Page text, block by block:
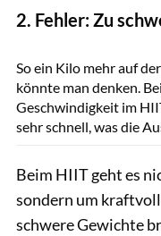
2. Fehler: Zu
So ein Kilo mehr auf
könnte man denken.
Geschwindigkeit im
sehr schnell, was die
Beim HIIT geht es
sondern um
schwere Gewichte